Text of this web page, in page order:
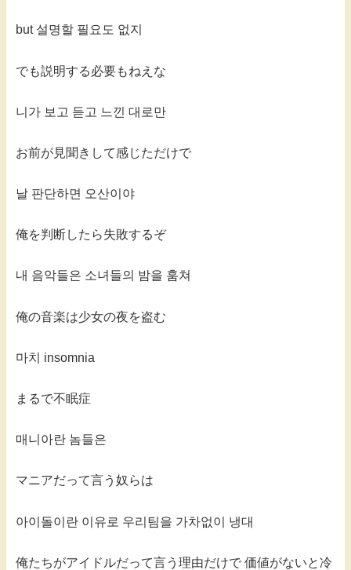
but 설명할 필요도 없지
でも説明する必要もねえな
니가 보고 듣고 느낀 대로만
お前が見聞きして感じただけで
날 판단하면 오산이야
俺を判断したら失敗するぞ
내 음악들은 소녀들의 밤을 훔쳐
俺の音楽は少女の夜を盗む
마치 insomnia
まるで不眠症
매니아란 놈들은
マニアだって言う奴らは
아이돌이란 이유로 우리팀을 가차없이 냉대
俺たちがアイドルだって言う理由だけで 価値がないと冷